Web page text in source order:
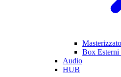
Box Esterni
Audio
HUB